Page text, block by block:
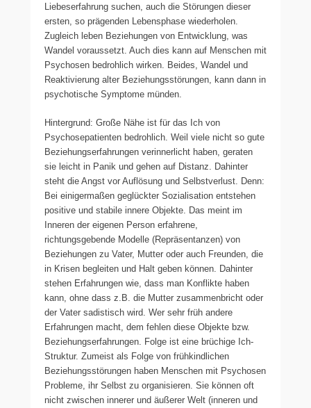
Liebeserfahrung suchen, auch die Störungen dieser
ersten, so prägenden Lebensphase wiederholen.
Zugleich leben Beziehungen von Entwicklung, was
Wandel voraussetzt. Auch dies kann auf Menschen mit
Psychosen bedrohlich wirken. Beides, Wandel und
Reaktivierung alter Beziehungsstörungen, kann dann in
psychotische Symptome münden.
Hintergrund: Große Nähe ist für das Ich von
Psychosepatienten bedrohlich. Weil viele nicht so gute
Beziehungserfahrungen verinnerlicht haben, geraten
sie leicht in Panik und gehen auf Distanz. Dahinter
steht die Angst vor Auflösung und Selbstverlust. Denn:
Bei einigermaßen geglückter Sozialisation entstehen
positive und stabile innere Objekte. Das meint im
Inneren der eigenen Person erfahrene,
richtungsgebende Modelle (Repräsentanzen) von
Beziehungen zu Vater, Mutter oder auch Freunden, die
in Krisen begleiten und Halt geben können. Dahinter
stehen Erfahrungen wie, dass man Konflikte haben
kann, ohne dass z.B. die Mutter zusammenbricht oder
der Vater sadistisch wird. Wer sehr früh andere
Erfahrungen macht, dem fehlen diese Objekte bzw.
Beziehungserfahrungen. Folge ist eine brüchige Ich-
Struktur. Zumeist als Folge von frühkindlichen
Beziehungsstörungen haben Menschen mit Psychosen
Probleme, ihr Selbst zu organisieren. Sie können oft
nicht zwischen innerer und äußerer Welt (inneren und